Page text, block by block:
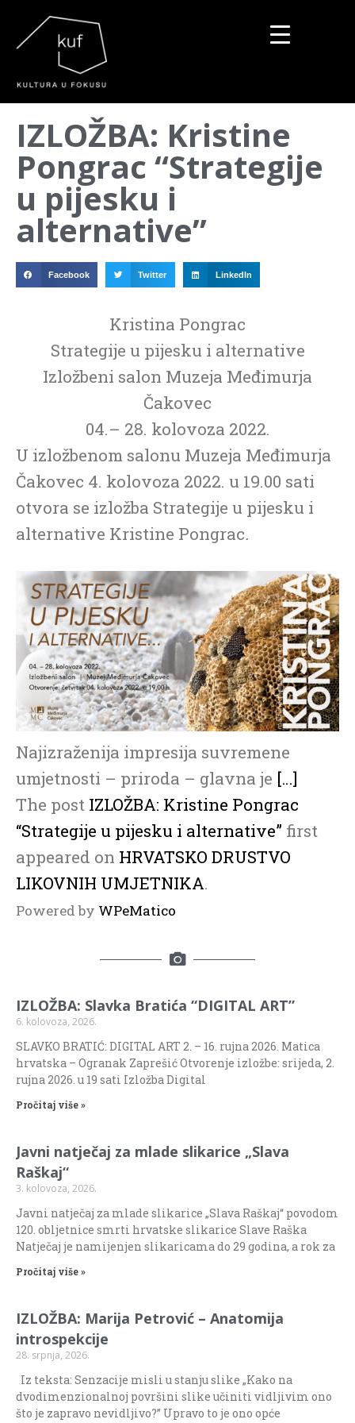
IZLOŽBA: Kristine
Pongrac “Strategije
u pijesku i
alternative”
Facebook Twitter LinkedIn
Kristina Pongrac
Strategije u pijesku i alternative
Izložbeni salon Muzeja Međimurja
Čakovec
04.– 28. kolovoza 2022.
U izložbenom salonu Muzeja Međimurja
Čakovec 4. kolovoza 2022. u 19.00 sati
otvora se izložba Strategije u pijesku i
alternative Kristine Pongrac.
Najizraženija impresija suvremene
umjetnosti – priroda – glavna je […]
The post IZLOŽBA: Kristine Pongrac
“Strategije u pijesku i alternative” first
appeared on HRVATSKO DRUSTVO
LIKOVNIH UMJETNIKA.
Powered by WPeMatico
IZLOŽBA: Slavka Bratića “DIGITAL ART”
6. kolovoza, 2026.
SLAVKO BRATIĆ: DIGITAL ART 2. – 16. rujna 2026. Matica
hrvatska – Ogranak Zaprešić Otvorenje izložbe: srijeda, 2.
rujna 2026. u 19 sati Izložba Digital
Pročitaj više »
Javni natječaj za mlade slikarice „Slava
Raškaj“
3. kolovoza, 2026.
Javni natječaj za mlade slikarice „Slava Raškaj“ povodom
120. obljetnice smrti hrvatske slikarice Slave Raška
Natječaj je namijenjen slikaricama do 29 godina, a rok za
Pročitaj više »
IZLOŽBA: Marija Petrović – Anatomija
introspekcije
28. srpnja, 2026.
Iz teksta: Senzacije misli u stanju slike „Kako na
dvodimenzionalnoj površini slike učiniti vidljivim ono
što je zapravo nevidljivo?” Upravo to je ono opće
▼
▼